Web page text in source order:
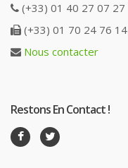
(+33) 01 40 27 07 27
(+33) 01 70 24 76 14
Nous contacter
Restons En Contact !